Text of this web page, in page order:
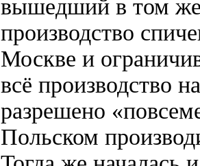
вышедший в том
производство
Москве и
всё производство
разрешено
Польском